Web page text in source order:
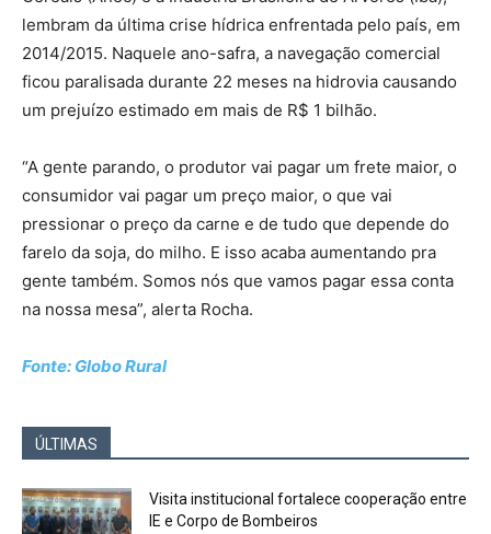
lembram da última crise hídrica enfrentada pelo país, em
2014/2015. Naquele ano-safra, a navegação comercial
ficou paralisada durante 22 meses na hidrovia causando
um prejuízo estimado em mais de R$ 1 bilhão.
“A gente parando, o produtor vai pagar um frete maior, o
consumidor vai pagar um preço maior, o que vai
pressionar o preço da carne e de tudo que depende do
farelo da soja, do milho. E isso acaba aumentando pra
gente também. Somos nós que vamos pagar essa conta
na nossa mesa”, alerta Rocha.
Fonte: Globo Rural
ÚLTIMAS
Visita institucional fortalece cooperação entre
IE e Corpo de Bombeiros